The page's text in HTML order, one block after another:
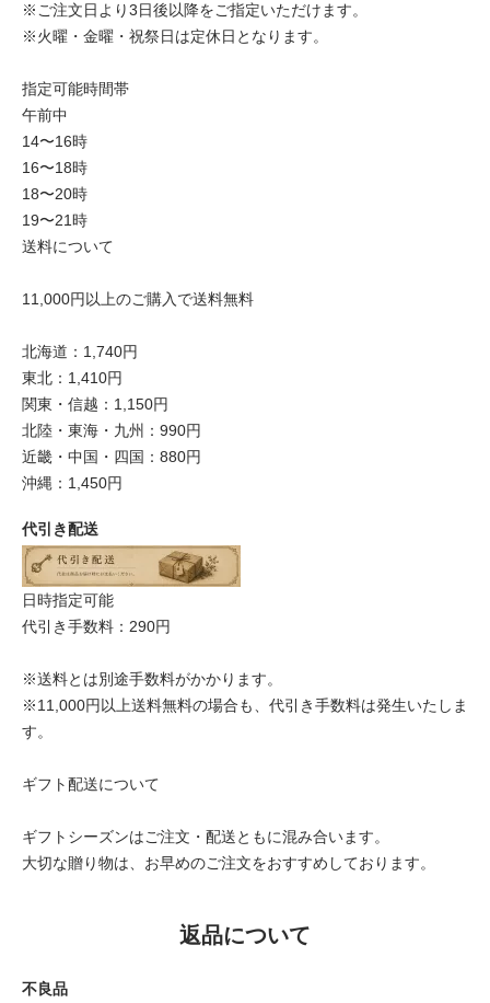
※ご注文日より3日後以降をご指定いただけます。
※火曜・金曜・祝祭日は定休日となります。
指定可能時間帯
午前中
14〜16時
16〜18時
18〜20時
19〜21時
送料について
11,000円以上のご購入で送料無料
北海道：1,740円
東北：1,410円
関東・信越：1,150円
北陸・東海・九州：990円
近畿・中国・四国：880円
沖縄：1,450円
代引き配送
日時指定可能
代引き手数料：290円
※送料とは別途手数料がかかります。
※11,000円以上送料無料の場合も、代引き手数料は発生いたしま
す。
ギフト配送について
ギフトシーズンはご注文・配送ともに混み合います。
大切な贈り物は、お早めのご注文をおすすめしております。
返品について
不良品